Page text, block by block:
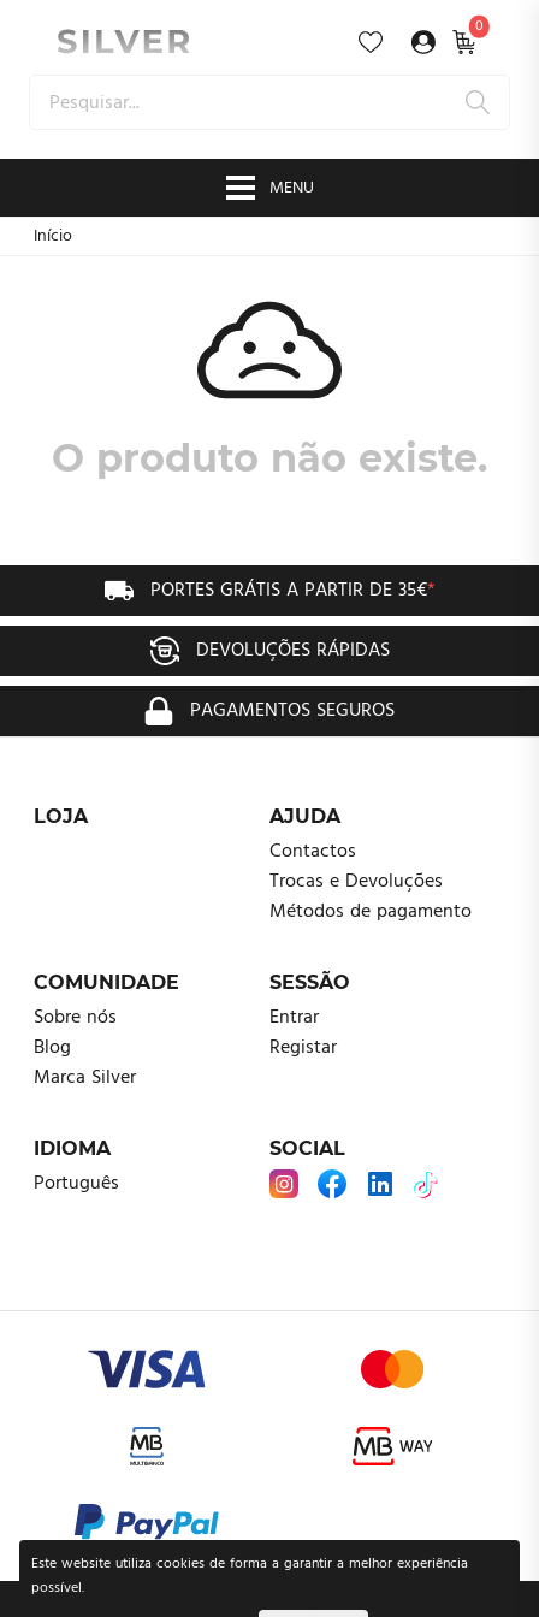
0
MENU
Início
O produto não existe.
PORTES GRÁTIS A PARTIR DE 35€*
DEVOLUÇÕES RÁPIDAS
PAGAMENTOS SEGUROS
LOJA AJUDA
Contactos
Trocas e Devoluções
Métodos de pagamento
COMUNIDADE
Sobre nós
Blog
Marca Silver
SESSÃO
Entrar
Registar
IDIOMA
Português
SOCIAL
Este website utiliza cookies de forma a garantir a melhor experiência
possível.